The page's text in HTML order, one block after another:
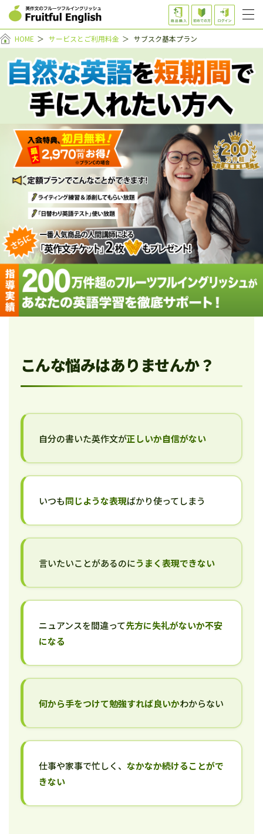
HOME ＞ サービスとご利用料金 ＞ サブスク基本プラン
こんな悩みはありませんか？
自分の書いた英作文が正しいか自信がない
いつも同じような表現ばかり使ってしまう
言いたいことがあるのにうまく表現できない
ニュアンスを間違って先方に失礼がないか不安
になる
何から手をつけて勉強すれば良いかわからない
仕事や家事で忙しく、 なかなか続けることがで
きない